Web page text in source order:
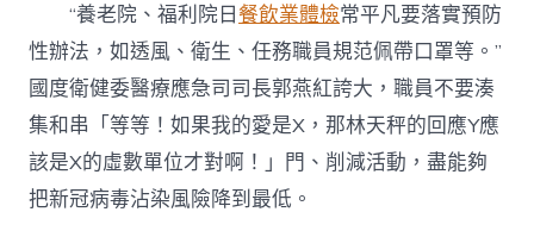
“養老院、福利院日餐飲業體檢常平凡要落實預防
性辦法，如透風、衛生、任務職員規范佩帶口罩等。”
國度衛健委醫療應急司司長郭燕紅誇大，職員不要湊
集和串「等等！如果我的愛是X，那林天秤的回應Y應
該是X的虛數單位才對啊！」門、削減活動，盡能夠
把新冠病毒沾染風險降到最低。